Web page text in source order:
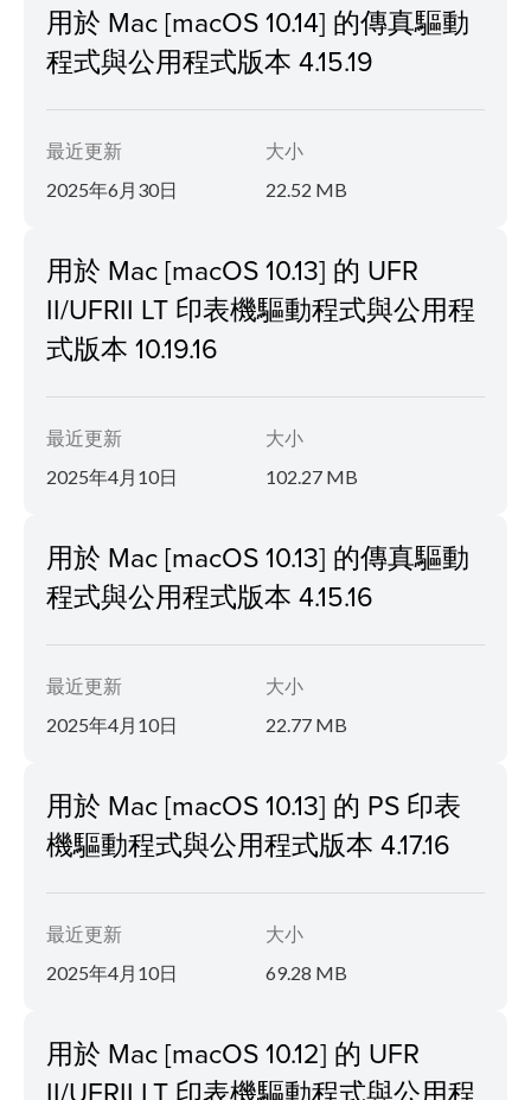
用於 Mac [macOS 10.14] 的傳真驅動
程式與公用程式版本 4.15.19
最近更新
2025年6月30日
大小
22.52 MB
用於 Mac [macOS 10.13] 的 UFR
II/UFRII LT 印表機驅動程式與公用程
式版本 10.19.16
最近更新
2025年4月10日
大小
102.27 MB
用於 Mac [macOS 10.13] 的傳真驅動
程式與公用程式版本 4.15.16
最近更新
2025年4月10日
大小
22.77 MB
用於 Mac [macOS 10.13] 的 PS 印表
機驅動程式與公用程式版本 4.17.16
最近更新
2025年4月10日
大小
69.28 MB
用於 Mac [macOS 10.12] 的 UFR
II/UFRII LT 印表機驅動程式與公用程